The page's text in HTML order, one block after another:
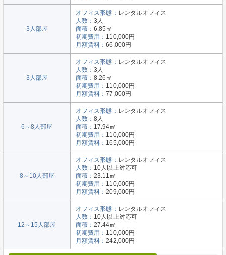
3人部屋
オフィス形態： レンタルオフィス
人数： 3人
面積： 6.85㎡
初期費用： 110,000円
月額賃料： 66,000円
3人部屋
オフィス形態： レンタルオフィス
人数： 3人
面積： 8.26㎡
初期費用： 110,000円
月額賃料： 77,000円
6～8人部屋
オフィス形態： レンタルオフィス
人数： 8人
面積： 17.94㎡
初期費用： 110,000円
月額賃料： 165,000円
8～10人部屋
オフィス形態： レンタルオフィス
人数： 10人以上対応可
面積： 23.11㎡
初期費用： 110,000円
月額賃料： 209,000円
12～15人部屋
オフィス形態： レンタルオフィス
人数： 10人以上対応可
面積： 27.44㎡
初期費用： 110,000円
月額賃料： 242,000円